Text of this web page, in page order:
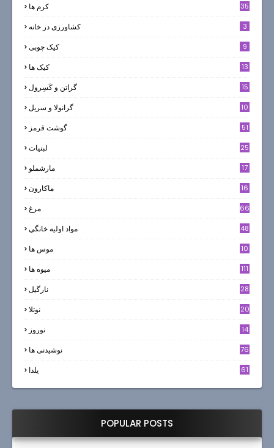
کرم ها 35
کشاورزی در خانه 3
کیک چوبی 9
کیک ها
13
گراتن و كَسِرول 15
گرانولا و سريل 10
گوشت قرمز 51
لبنيات 25
مارشملو 17
ماکارون 16
مرغ 66
مواد اوليه خانگي 48
موس ها 10
میوه ها 111
نارگيل 28
نوتلا 20
نوروز
14
نوشیدنی ها 76
یلدا 61
POPULAR POSTS